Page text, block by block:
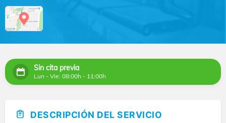
Sin cita previa
Lun - Vie: 08:00h - 11:00h
DESCRIPCIÓN DEL SERVICIO